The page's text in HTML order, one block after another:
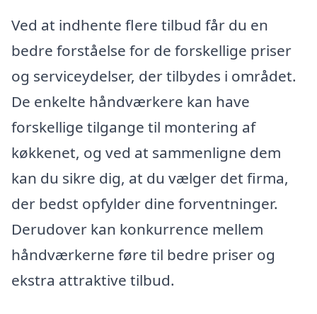
Ved at indhente flere tilbud får du en
bedre forståelse for de forskellige priser
og serviceydelser, der tilbydes i området.
De enkelte håndværkere kan have
forskellige tilgange til montering af
køkkenet, og ved at sammenligne dem
kan du sikre dig, at du vælger det firma,
der bedst opfylder dine forventninger.
Derudover kan konkurrence mellem
håndværkerne føre til bedre priser og
ekstra attraktive tilbud.